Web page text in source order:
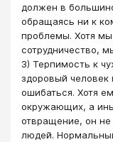
должен в
обращаясь ни к
проблемы. Хотя мы
сотрудничество,
3) Терпимость к
здоровый человек
ошибаться. Хотя
окружающих, а
отвращение, он не
людей.